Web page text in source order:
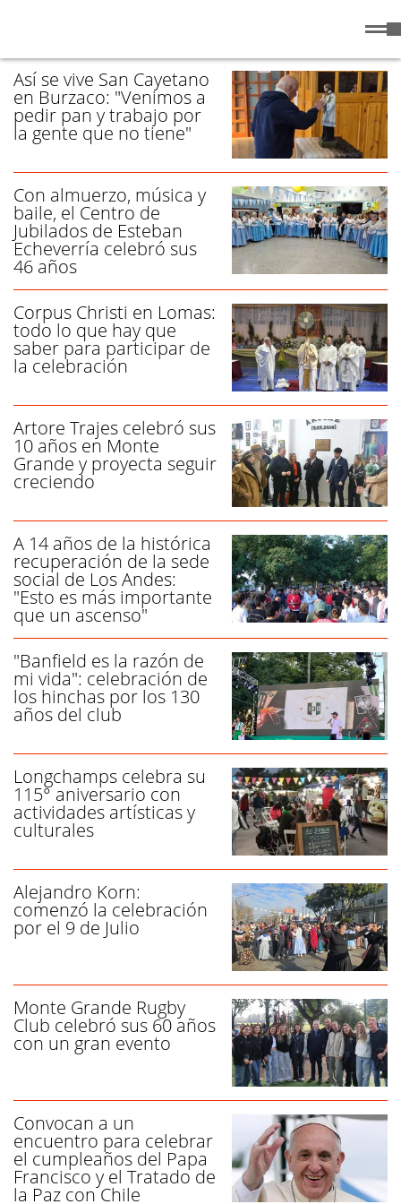
Así se vive San Cayetano
en Burzaco: "Venimos a
pedir pan y trabajo por
la gente que no tiene"
Con almuerzo, música y
baile, el Centro de
Jubilados de Esteban
Echeverría celebró sus
46 años
Corpus Christi en Lomas:
todo lo que hay que
saber para participar de
la celebración
Artore Trajes celebró sus
10 años en Monte
Grande y proyecta seguir
creciendo
A 14 años de la histórica
recuperación de la sede
social de Los Andes:
"Esto es más importante
que un ascenso"
"Banfield es la razón de
mi vida": celebración de
los hinchas por los 130
años del club
Longchamps celebra su
115° aniversario con
actividades artísticas y
culturales
Alejandro Korn:
comenzó la celebración
por el 9 de Julio
Monte Grande Rugby
Club celebró sus 60 años
con un gran evento
Convocan a un
encuentro para celebrar
el cumpleaños del Papa
Francisco y el Tratado de
la Paz con Chile